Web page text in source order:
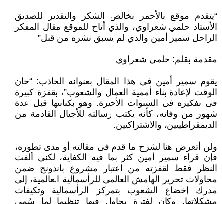
“يتقدم موقع بالأحمر بخالص الشكر والتقدير للصديق
الأستاذ حلمي شعراوي، والذي أتاح للموقع مقال المفكر
الراحل سمير أمين والذي لم يسبق نشره من قبل”
مقدمة بقلم: حلمي شعراوي
يقوم سمير أمين فى هذا المقال بعنوانه الجاذب: “حان
الوقت لإعادة بناء أممية العمال والشعوب”، بقفزة كبيرة
فى تفكيره فى السنوات الأخيرة. وهو بكتابتها قبل عدة
شهور من وفاته، كأنه يكتب رسالته للأجيال القادمة من
الديمقراطييين، والاشتراكيين.
ولن أتعرض هنا لشرح ما قدم فى مقالته أو مدى تطوره،
فإن قراء سمير أمين كثر بما فيه الكفاية، لكنى ألفت
النظر فقط لقفزته من اعتبار مشروع باندونج ضمن
محاولات تحرير الهامش العالمى للرأسمالية العالمية، إلى
مدرك إخضاع الشعوب بتمركز الرأسمالية وتكيفات
مشكلاتها. وكان لفترة يحاول فيها تنظيما لما سٌمى